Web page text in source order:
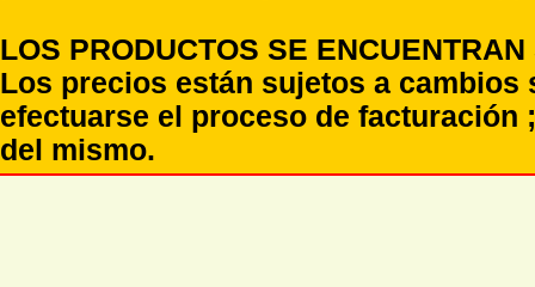
LOS PRODUCTOS SE
Los precios están sujetos a
efectuarse el proceso de
del mismo.